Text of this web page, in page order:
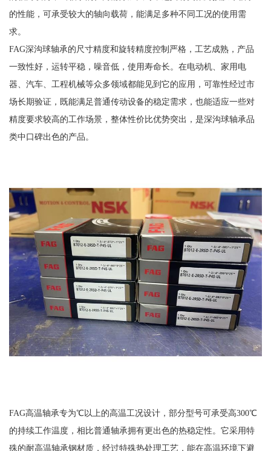
的性能，可承受较大的轴向载荷，能满足多种不同工况的使用需
求。
FAG深沟球轴承的尺寸精度和旋转精度控制严格，工艺成熟，产品
一致性好，运转平稳，噪音低，使用寿命长。在电动机、家用电
器、汽车、工程机械等众多领域都能见到它的应用，可靠性经过市
场长期验证，既能满足普通传动设备的稳定需求，也能适应一些对
精度要求较高的工作场景，整体性价比优势突出，是深沟球轴承品
类中口碑出色的产品。
FAG高温轴承专为℃以上的高温工况设计，部分型号可承受高300℃
的持续工作温度，相比普通轴承拥有更出色的热稳定性。它采用特
殊的耐高温轴承钢材质，经过特殊热处理工艺，能在高温环境下避